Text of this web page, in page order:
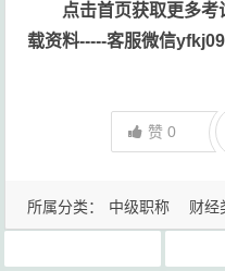
点击首页获取更多
载资料-----客服微信
赞0
所属分类： 中级职称 财经